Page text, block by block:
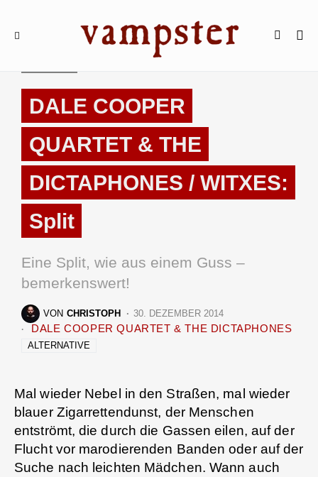
DALE COOPER
QUARTET & THE
DICTAPHONES / WITXES:
Split
Eine Split, wie aus einem Guss –
bemerkenswert!
VON CHRISTOPH 30. DEZEMBER 2014
DALE COOPER QUARTET & THE DICTAPHONES
ALTERNATIVE
Mal wieder Nebel in den Straßen, mal wieder
blauer Zigarrettendunst, der Menschen
entströmt, die durch die Gassen eilen, auf der
Flucht vor marodierenden Banden oder auf der
Suche nach leichten Mädchen. Wann auch